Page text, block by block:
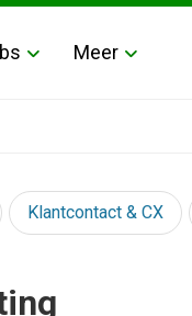
Meer
Klantcontact & CX